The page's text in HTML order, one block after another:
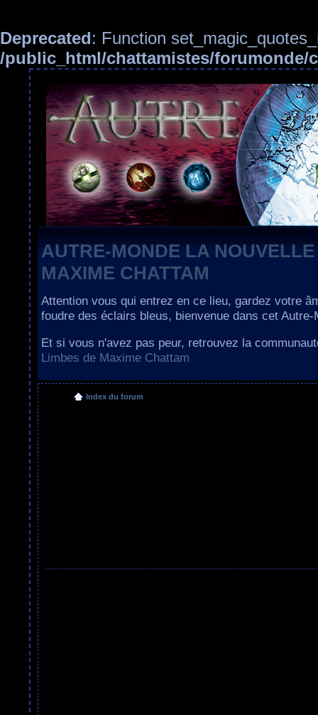
Deprecated: Function
/public_html/chattamistes/forumonde/
AUTRE-MONDE LA
MAXIME CHATTAM
Attention vous qui entrez en ce lieu, gardez votre
foudre des éclairs bleus, bienvenue dans cet Autre-
Et si vous n'avez pas peur, retrouvez la
Limbes de Maxime Chattam
Index du forum